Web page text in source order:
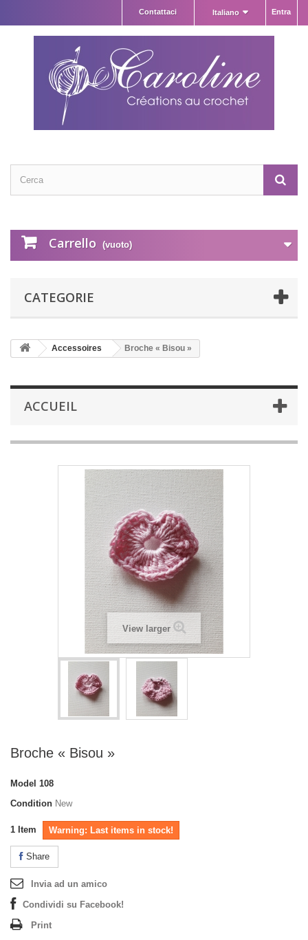
Entra
Italiano
Contattaci
Carrello (vuoto)
CATEGORIE
Accessoires Broche « Bisou »
ACCUEIL
View larger
Broche « Bisou »
Model 108
Condition New
1 Item Warning: Last items in stock!
Share
Invia ad un amico
Condividi su Facebook!
Print